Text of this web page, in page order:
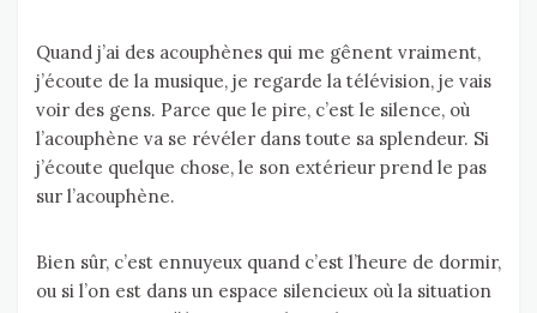
Quand j’ai des acouphènes qui me gênent vraiment,
j’écoute de la musique, je regarde la télévision, je vais
voir des gens. Parce que le pire, c’est le silence, où
l’acouphène va se révéler dans toute sa splendeur. Si
j’écoute quelque chose, le son extérieur prend le pas
sur l’acouphène.
Bien sûr, c’est ennuyeux quand c’est l’heure de dormir,
ou si l’on est dans un espace silencieux où la situation